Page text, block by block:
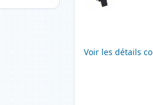
Voir les détails